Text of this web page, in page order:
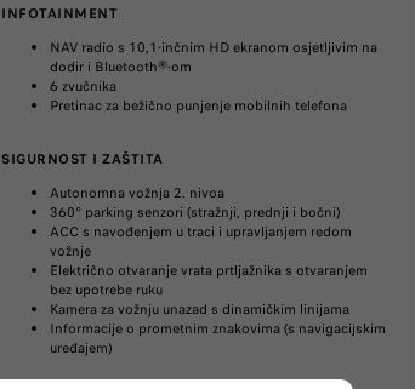
INFOTAINMENT
NAV radio s 10,1-inčnim HD ekranom osjetljivim na
dodir i Bluetooth®-om
6 zvučnika
Pretinac za bežično punjenje mobilnih telefona
SIGURNOST I ZAŠTITA
Autonomna vožnja 2. nivoa
360° parking senzori (stražnji, prednji i bočni)
ACC s navođenjem u traci i upravljanjem redom
vožnje
Električno otvaranje vrata prtljažnika s otvaranjem
bez upotrebe ruku
Kamera za vožnju unazad s dinamičkim linijama
Informacije o prometnim znakovima (s navigacijskim
uređajem)